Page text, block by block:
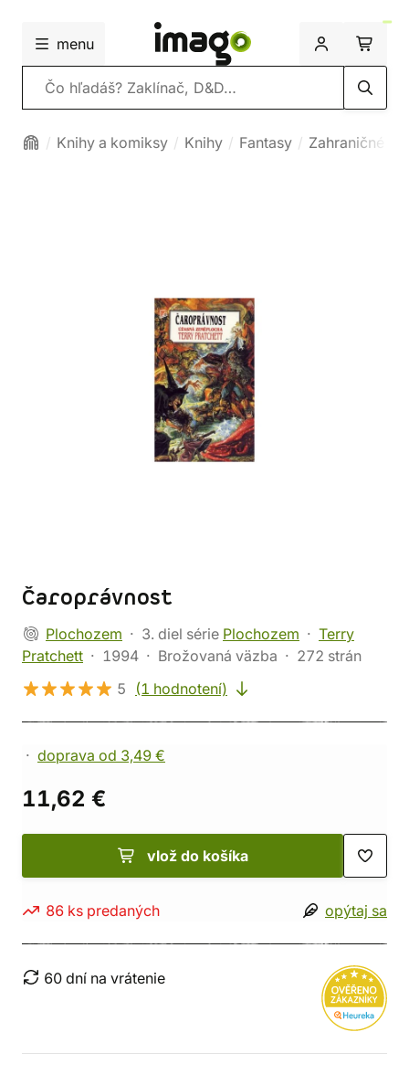
menu
Vyhľadávanie
Knihy a komiksy Knihy Fantasy Zahraničné
Čaroprávnost
Plochozem 3. diel série Plochozem
Terry
Pratchett
1994 Brožovaná väzba
272 strán
5
(1 hodnotení)
doprava od 3,49 €
11,62 €
vlož do košíka
86 ks predaných opýtaj sa
60 dní na vrátenie